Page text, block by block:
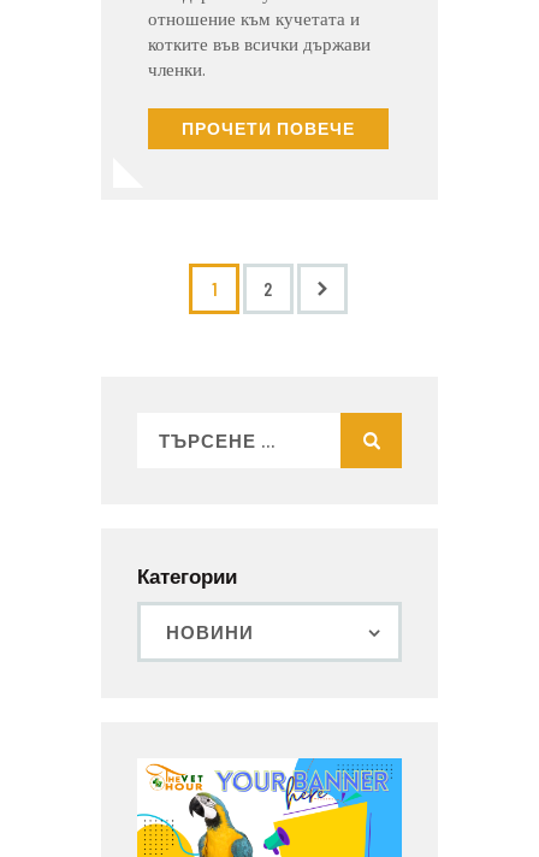
отношение към кучетата и
котките във всички държави
членки.
ПРОЧЕТИ ПОВЕЧЕ
1 2
Категории